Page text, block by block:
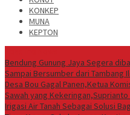
KONKEP
MUNA
KEPTON
Bendung Gunung Jaya Segera
Sampai Bersumber dari Tambang
Desa Bou Gagal Panen,Ketua
Sawah yang
Irigasi Air Tanah Sebagai Solusi